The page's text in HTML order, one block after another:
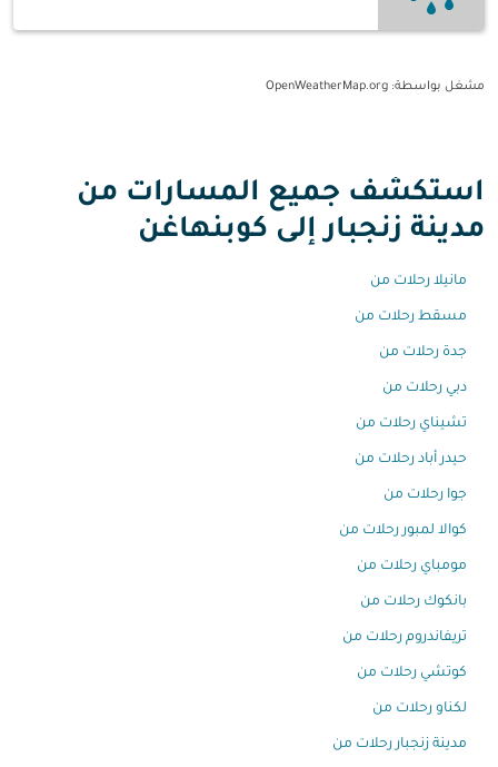
مشغل بواسطة: OpenWeatherMap.org
استكشف جميع المسارات من
مدينة زنجبار إلى كوبنهاغن
مانيلا رحلات من
مسقط رحلات من
جدة رحلات من
دبي رحلات من
تشيناي رحلات من
حيدر أباد رحلات من
جوا رحلات من
كوالا لمبور رحلات من
مومباي رحلات من
بانكوك رحلات من
تريفاندروم رحلات من
كوتشي رحلات من
لكناو رحلات من
مدينة زنجبار رحلات من